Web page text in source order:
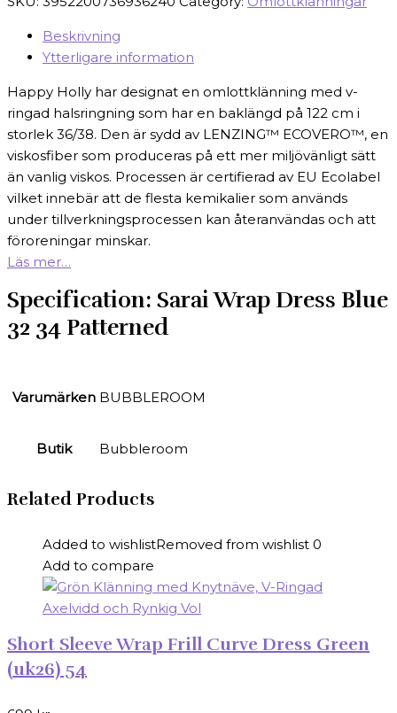
Beskrivning
Ytterligare information
Happy Holly har designat en omlottklänning med v-
ringad halsringning som har en baklängd på 122 cm i
storlek 36/38. Den är sydd av LENZING™ ECOVERO™, en
viskosfiber som produceras på ett mer miljövänligt sätt
än vanlig viskos. Processen är certifierad av EU Ecolabel
vilket innebär att de flesta kemikalier som används
under tillverkningsprocessen kan återanvändas och att
föroreningar minskar.
Läs mer…
Specification: Sarai Wrap Dress Blue
32 34 Patterned
Varumärken BUBBLEROOM
Butik Bubbleroom
Related Products
Added to wishlistRemoved from wishlist 0
Add to compare
Short Sleeve Wrap Frill Curve Dress Green
(uk26) 54